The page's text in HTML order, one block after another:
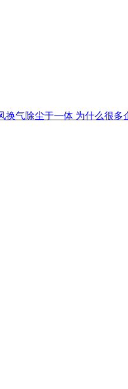
换气除尘于一体 为什么很多